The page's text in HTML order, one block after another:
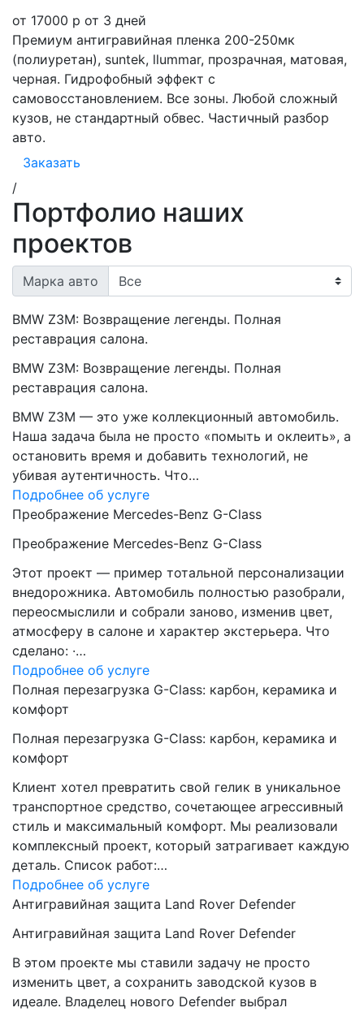
от 17000 р от 3 дней
Премиум антигравийная пленка 200-250мк
(полиуретан), suntek, llummar, прозрачная, матовая,
черная. Гидрофобный эффект с
самовосстановлением. Все зоны. Любой сложный
кузов, не стандартный обвес. Частичный разбор
авто.
Заказать
/
Портфолио наших
проектов
Марка авто
BMW Z3M: Возвращение легенды. Полная
реставрация салона.
BMW Z3M: Возвращение легенды. Полная
реставрация салона.
BMW Z3M — это уже коллекционный автомобиль.
Наша задача была не просто «помыть и оклеить», а
остановить время и добавить технологий, не
убивая аутентичность. Что…
Подробнее об услуге
Преображение Mercedes-Benz G-Class
Преображение Mercedes-Benz G-Class
Этот проект — пример тотальной персонализации
внедорожника. Автомобиль полностью разобрали,
переосмыслили и собрали заново, изменив цвет,
атмосферу в салоне и характер экстерьера. Что
сделано: ·…
Подробнее об услуге
Полная перезагрузка G-Class: карбон, керамика и
комфорт
Полная перезагрузка G-Class: карбон, керамика и
комфорт
Клиент хотел превратить свой гелик в уникальное
транспортное средство, сочетающее агрессивный
стиль и максимальный комфорт. Мы реализовали
комплексный проект, который затрагивает каждую
деталь. Список работ:…
Подробнее об услуге
Антигравийная защита Land Rover Defender
Антигравийная защита Land Rover Defender
В этом проекте мы ставили задачу не просто
изменить цвет, а сохранить заводской кузов в
идеале. Владелец нового Defender выбрал